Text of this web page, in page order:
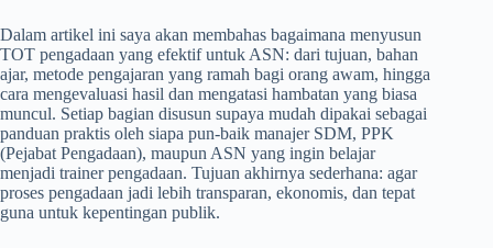
Dalam artikel ini saya akan membahas bagaimana menyusun
TOT pengadaan yang efektif untuk ASN: dari tujuan, bahan
ajar, metode pengajaran yang ramah bagi orang awam, hingga
cara mengevaluasi hasil dan mengatasi hambatan yang biasa
muncul. Setiap bagian disusun supaya mudah dipakai sebagai
panduan praktis oleh siapa pun-baik manajer SDM, PPK
(Pejabat Pengadaan), maupun ASN yang ingin belajar
menjadi trainer pengadaan. Tujuan akhirnya sederhana: agar
proses pengadaan jadi lebih transparan, ekonomis, dan tepat
guna untuk kepentingan publik.